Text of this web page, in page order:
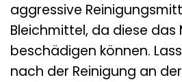
aggressive
Bleichmittel, da diese das
beschädigen können.
nach der Reinigung an